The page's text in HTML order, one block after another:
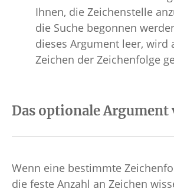
Ihnen, die Zeichenstelle
die Suche begonnen
dieses Argument leer, wird
Zeichen der Zeichenfolge
Das optionale Argument
Wenn eine bestimmte
die feste Anzahl an Zeichen